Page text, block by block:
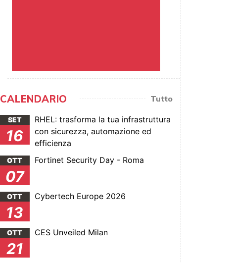
CALENDARIO Tutto
SET
16
RHEL: trasforma la tua infrastruttura
con sicurezza, automazione ed
efficienza
OTT
07
Fortinet Security Day - Roma
OTT
13
Cybertech Europe 2026
OTT
21
CES Unveiled Milan